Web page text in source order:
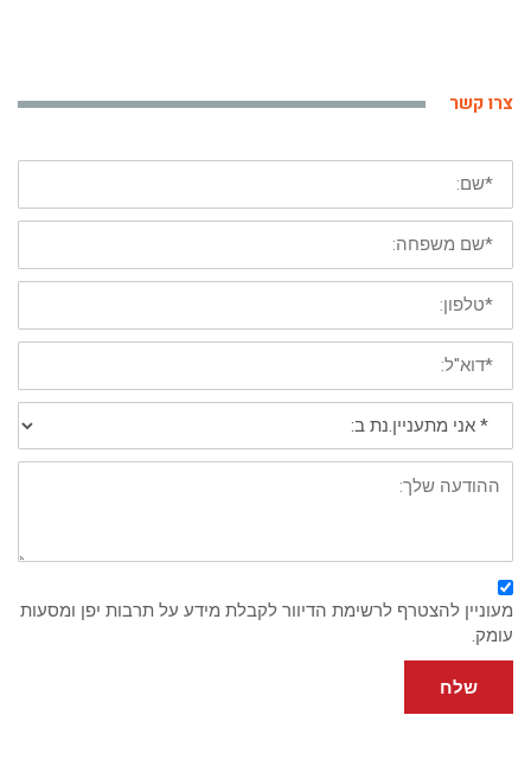
צרו קשר
*
שם
פרטי
*
שם
משפחה
*
טלפון
נייד
*
דוא"ל:
*
מתעניין/נת
ב:
פירוט:
מעוניין להצטרף לרשימת הדיוור לקבלת מידע על תרבות יפן ומסעות
עומק.
שלח